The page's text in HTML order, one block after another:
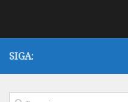
SIGA:
Pesquisar